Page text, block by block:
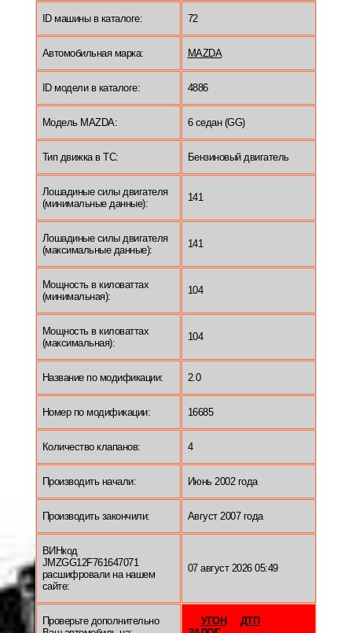
ID машины в каталоге: 72
Автомобильная марка: MAZDA
ID модели в каталоге: 4886
Модель MAZDA: 6 седан (GG)
Тип движка в ТС: Бензиновый двигатель
Лошадиные силы двигателя
(минимальные данные):
141
Лошадиные силы двигателя
(максимальные данные):
141
Мощность в киловаттах
(минимальная):
104
Мощность в киловаттах
(максимальная):
104
Название по модификации: 2.0
Номер по модификации: 16685
Количество клапанов: 4
Производить начали: Июнь 2002 года
Производить закончили: Август 2007 года
ВИНкод
JMZGG12F761647071
расшифровали на нашем
сайте:
07 август 2026 05:49
Проверьте дополнительно
УГОН
ДТП